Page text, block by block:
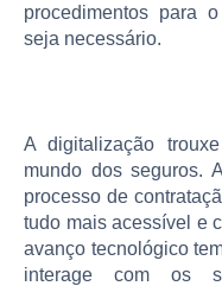
procedimentos para
seja necessário.
A digitalização
mundo dos seguros.
processo de
tudo mais acessível e
avanço tecnológico
interage com os